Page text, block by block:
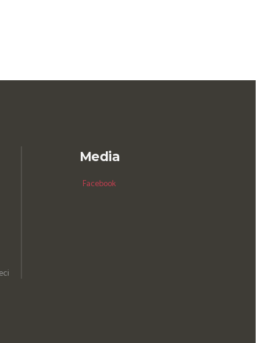
Media
Facebook